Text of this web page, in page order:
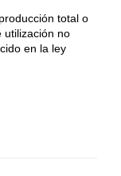
total o
utilización no
en la ley